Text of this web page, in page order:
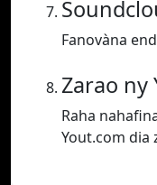
Fanovàna
Zarao ny
Raha
Yout.com dia